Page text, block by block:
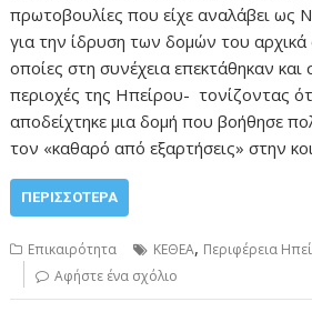
πρωτοβουλίες που είχε αναλάβει ως
για την ίδρυση των δομών του
οποίες στη συνέχεια επεκτάθηκαν και
περιοχές της Ηπείρου- τονίζοντας
αποδείχτηκε μια δομή που βοήθησε
τον «καθαρό από εξαρτήσεις» στην
ΠΕΡΙΣΣΌΤΕΡΑ
Επικαιρότητα ΚΕΘΕΑ, Περιφέρεια
Αφήστε ένα σχόλιο